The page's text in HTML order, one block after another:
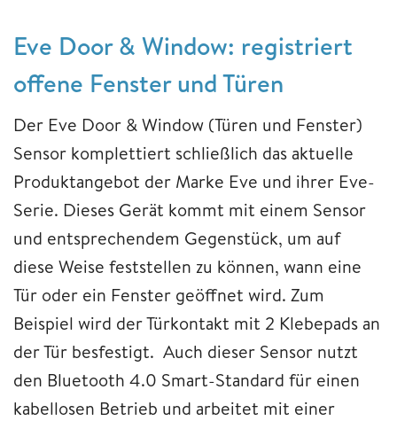
Eve Door & Window: registriert
offene Fenster und Türen
Der Eve Door & Window (Türen und Fenster)
Sensor komplettiert schließlich das aktuelle
Produktangebot der Marke Eve und ihrer Eve-
Serie. Dieses Gerät kommt mit einem Sensor
und entsprechendem Gegenstück, um auf
diese Weise feststellen zu können, wann eine
Tür oder ein Fenster geöffnet wird. Zum
Beispiel wird der Türkontakt mit 2 Klebepads an
der Tür besfestigt. Auch dieser Sensor nutzt
den Bluetooth 4.0 Smart-Standard für einen
kabellosen Betrieb und arbeitet mit einer